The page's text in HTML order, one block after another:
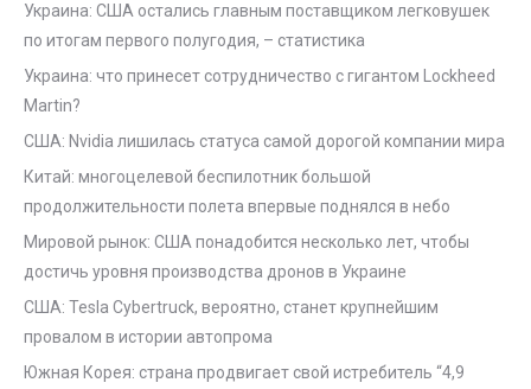
Украина: США остались главным поставщиком легковушек
по итогам первого полугодия, – статистика
Украина: что принесет сотрудничество с гигантом Lockheed
Martin?
США: Nvidia лишилась статуса самой дорогой компании мира
Китай: многоцелевой беспилотник большой
продолжительности полета впервые поднялся в небо
Мировой рынок: США понадобится несколько лет, чтобы
достичь уровня производства дронов в Украине
США: Tesla Cybertruck, вероятно, станет крупнейшим
провалом в истории автопрома
Южная Корея: страна продвигает свой истребитель “4,9